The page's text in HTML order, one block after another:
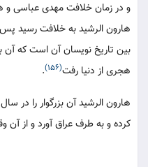
و در زمان خلافت مهدى عباسى و
هارون الرشيد به خلافت رسيد
هجرى از دنيا رفت‏(156)
.
كرده و به طرف عراق آورد و از آن